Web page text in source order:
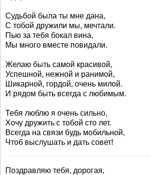
Судьбой была ты мне дана,
С тобой дружили мы, мечтали.
Пью за тебя бокал вина,
Мы много вместе повидали.
Желаю быть самой красивой,
Успешной, нежной и ранимой,
Шикарной, гордой, очень милой.
И рядом быть всегда с любимым.
Тебя люблю я очень сильно,
Хочу дружить с тобой сто лет.
Всегда на связи будь мобильной,
Чтоб выслушать и дать совет!
Поздравляю тебя, дорогая,